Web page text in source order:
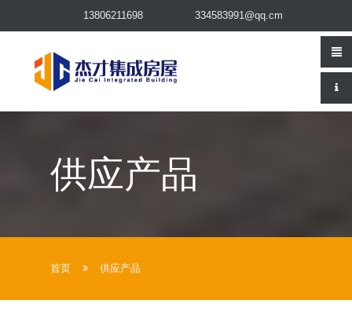
13806211698 334583991@qq.cm
供应产品
首页 供应产品